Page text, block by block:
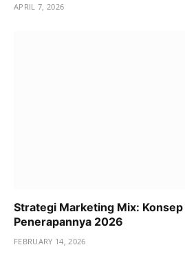
APRIL 7, 2026
Strategi Marketing Mix: Konsep
Penerapannya 2026
FEBRUARY 14, 2026